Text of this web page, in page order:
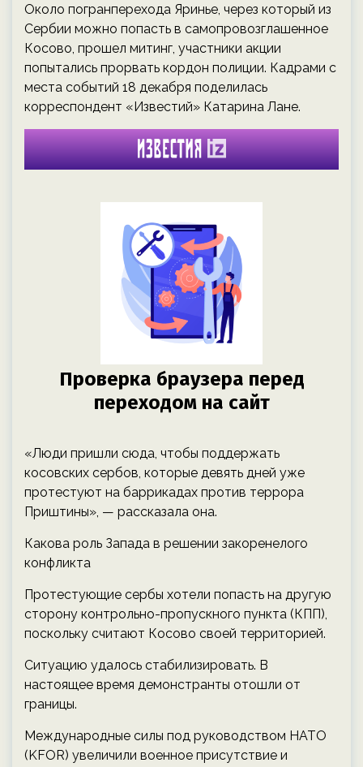
Около погранперехода Яринье, через который из
Сербии можно попасть в самопровозглашенное
Косово, прошел митинг, участники акции
попытались прорвать кордон полиции. Кадрами с
места событий 18 декабря поделилась
корреспондент «Известий» Катарина Лане.
«Люди пришли сюда, чтобы поддержать
косовских сербов, которые девять дней уже
протестуют на баррикадах против террора
Приштины», — рассказала она.
Какова роль Запада в решении закоренелого
конфликта
Протестующие сербы хотели попасть на другую
сторону контрольно-пропускного пункта (КПП),
поскольку считают Косово своей территорией.
Ситуацию удалось стабилизировать. В
настоящее время демонстранты отошли от
границы.
Международные силы под руководством НАТО
(KFOR) увеличили военное присутствие и